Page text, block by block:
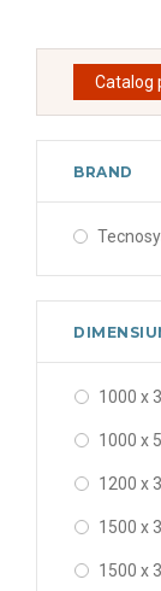
Catalog
BRAND
1000 x
1000 x
1200 x
1500 x
1500 x